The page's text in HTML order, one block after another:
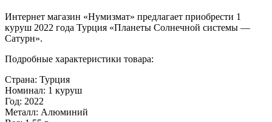
Интернет магазин «Нумизмат» предлагает приобрести 1
куруш 2022 года Турция «Планеты Солнечной системы —
Сатурн».
Подробные характеристики товара:
Страна: Турция
Номинал: 1 куруш
Год: 2022
Металл: Алюминий